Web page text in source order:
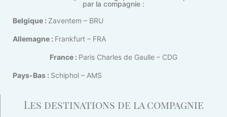
par la compagnie :
Belgique : Zaventem – BRU
Allemagne : Frankfurt – FRA
France : Paris Charles de Gaulle – CDG
Pays-Bas : Schiphol – AMS
Les destinations de la compagnie